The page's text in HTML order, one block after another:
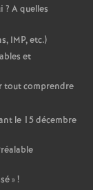
? A quelles
IMP, etc.)
et
tout comprendre
le 15 décembre
»!